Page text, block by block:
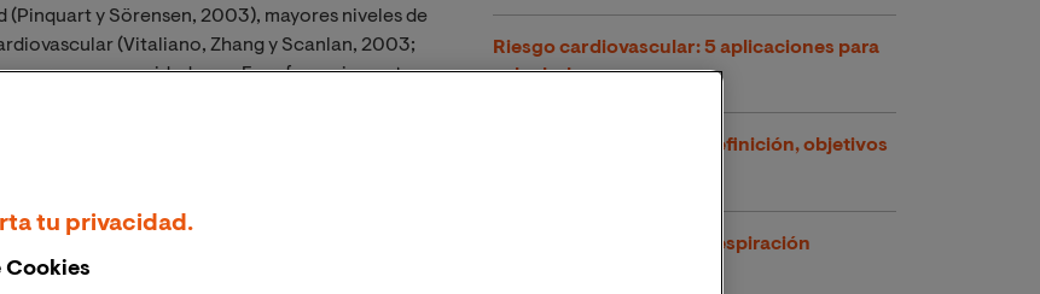
(Pinquart y Sörensen, 2003), mayores niveles de
(Vitaliano, Zhang y Scanlan, 2003;
personas no cuidadoras. En referencia a esto
cardiovasculares (Vitaliano et al.
tensión arterial (Shaw et al. ,1999; Sasai,
indicadores de diversos biomarcadores
Känel et al., 2012).
del riesgo cardiovascular de los
de cuidador se describe frecuentemente
Riesgo cardiovascular: 5 aplicaciones para
calcularlo
Promoción de la salud: definición, objetivos
Pasos para realizar una respiración
tu privacidad.